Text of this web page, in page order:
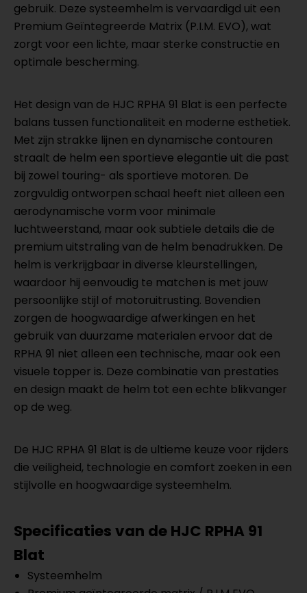
gebruik. Deze systeemhelm is vervaardigd uit een
Premium Geïntegreerde Matrix (P.I.M. EVO), wat
zorgt voor een lichte, maar sterke constructie en
optimale bescherming.
Het design van de HJC RPHA 91 Blat is een perfecte
balans tussen functionaliteit en moderne esthetiek.
Met zijn strakke lijnen en dynamische contouren
straalt de helm een sportieve elegantie uit die past
bij zowel touring- als sportieve motoren. De
zorgvuldig ontworpen schaal heeft niet alleen een
aerodynamische vorm voor minimale
luchtweerstand, maar ook subtiele details die de
premium uitstraling van de helm benadrukken. De
helm is verkrijgbaar in diverse kleurstellingen,
waardoor hij eenvoudig te matchen is met jouw
persoonlijke stijl of motoruitrusting. Bovendien
zorgen de hoogwaardige afwerkingen en het
gebruik van duurzame materialen ervoor dat de
RPHA 91 niet alleen een technische, maar ook een
visuele topper is. Deze combinatie van prestaties
en design maakt de helm tot een echte blikvanger
op de weg.
De HJC RPHA 91 Blat is de ultieme keuze voor rijders
die veiligheid, technologie en comfort zoeken in een
stijlvolle en hoogwaardige systeemhelm.
Specificaties van de HJC RPHA 91
Blat
Systeemhelm